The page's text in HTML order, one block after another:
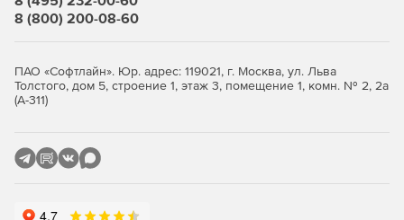
также создавать свои собственные базы под
конкретные задачи.
конструкторские документы, расчетные модели,
чертежи и т. д.
ST – размерность решаемых задач не превышает 1,5
8 (800) 200-08-60
ПАО «Софтлайн». Юр. адрес: 119021, г. Москва, ул. Льва
Толстого, дом 5, строение 1, этаж 3, помещение 1, комн. № 2, 2а
(А-311)